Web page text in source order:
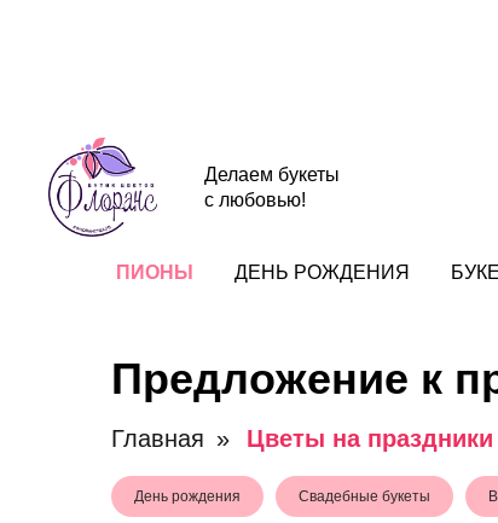
Делаем букеты
с любовью!
ПИОНЫ ДЕНЬ РОЖДЕНИЯ
Предложение к
Главная » Цветы на праздники
День рождения Свадебные букеты